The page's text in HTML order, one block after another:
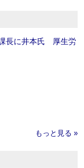
長に井本氏 厚生労
もっと見る »